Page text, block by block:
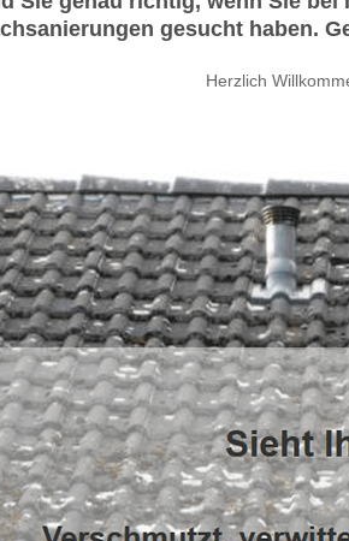
gesucht haben.
Herzlich